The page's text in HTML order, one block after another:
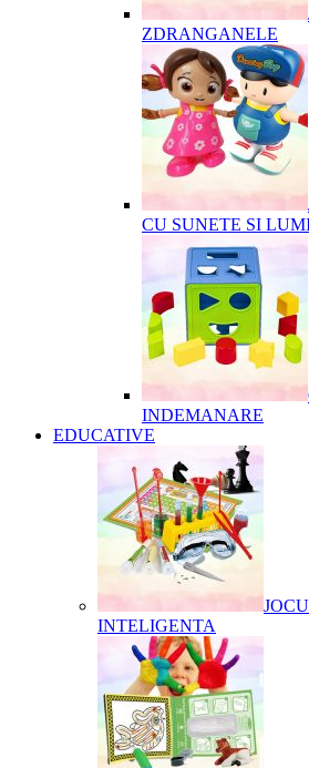
ZDRANGANELE
CU SUNETE SI
INDEMANARE
EDUCATIVE
INTELIGENTA